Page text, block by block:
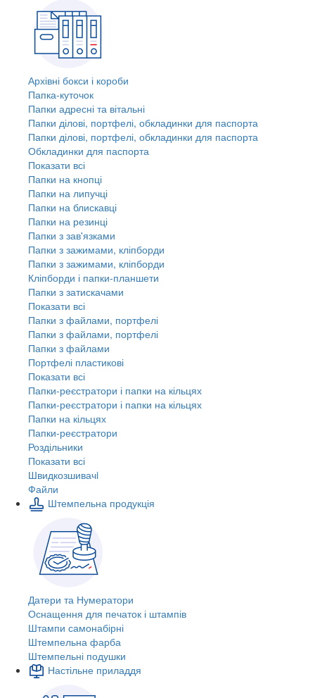
Архівні бокси і короби
Папка-куточок
Папки адресні та вітальні
Папки ділові, портфелі, обкладинки для паспорта
Папки ділові, портфелі, обкладинки для паспорта
Обкладинки для паспорта
Показати всі
Папки на кнопці
Папки на липучці
Папки на блискавці
Папки на резинці
Папки з зав'язками
Папки з зажимами, кліпборди
Папки з зажимами, кліпборди
Кліпборди і папки-планшети
Папки з затискачами
Показати всі
Папки з файлами, портфелі
Папки з файлами, портфелі
Папки з файлами
Портфелі пластикові
Показати всі
Папки-реєстратори і папки на кільцях
Папки-реєстратори і папки на кільцях
Папки на кільцях
Папки-реєстратори
Роздільники
Показати всі
Швидкозшивачi
Файли
Штемпельна продукція
Датери та Нумератори
Оснащення для печаток і штампів
Штампи самонабірні
Штемпельна фарба
Штемпельні подушки
Настільне приладдя